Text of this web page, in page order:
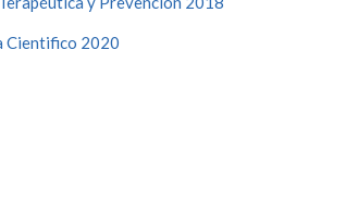
Cientifico 2020